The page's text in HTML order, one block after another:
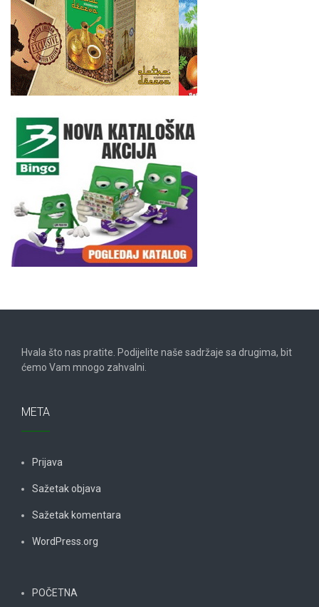
Hvala što nas pratite. Podijelite naše sadržaje sa drugima, bit
ćemo Vam mnogo zahvalni.
META
Prijava
Sažetak objava
Sažetak komentara
WordPress.org
POČETNA